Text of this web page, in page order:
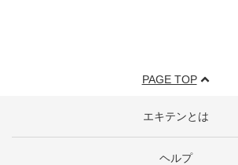
PAGE TOP
エキテンとは
ヘルプ